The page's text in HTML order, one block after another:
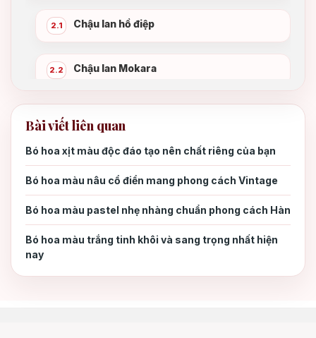
2.1 Chậu lan hồ điệp
2.2 Chậu lan Mokara
2.3
Xem thêm Hoa tặng khai trương:Giỏ
hoa khai trươngHoa khai trương giá rẻ
Lựa chọn cửa hàng uy tín
Bài viết liên quan
Bó hoa xịt màu độc đáo tạo nên chất riêng của bạn
Bó hoa màu nâu cổ điển mang phong cách Vintage
Bó hoa màu pastel nhẹ nhàng chuẩn phong cách Hàn
Bó hoa màu trắng tinh khôi và sang trọng nhất hiện
nay